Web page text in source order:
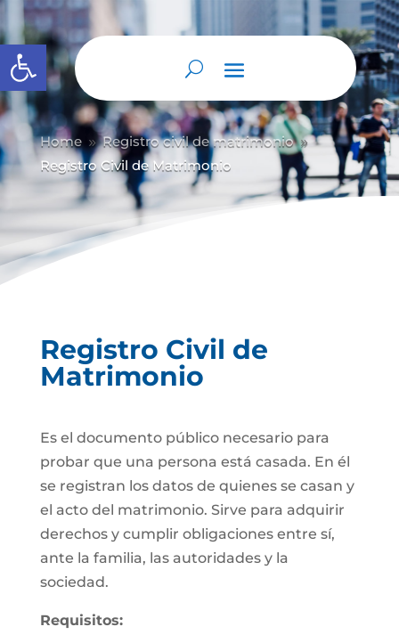
Abrir barra de herramientas
Home 9 Registro civil de matrimonio 9
Registro Civil de Matrimonio
Registro Civil de
Matrimonio
Es el documento público necesario para
probar que una persona está casada. En él
se registran los datos de quienes se casan y
el acto del matrimonio. Sirve para adquirir
derechos y cumplir obligaciones entre sí,
ante la familia, las autoridades y la
sociedad.
Requisitos: